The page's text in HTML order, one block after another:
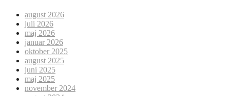
august 2026
juli 2026
maj 2026
januar 2026
oktober 2025
august 2025
juni 2025
maj 2025
november 2024